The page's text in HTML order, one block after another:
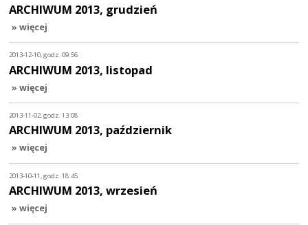
ARCHIWUM 2013, grudzień
» więcej
2013-12-10, godz. 09:56
ARCHIWUM 2013, listopad
» więcej
2013-11-02, godz. 13:08
ARCHIWUM 2013, październik
» więcej
2013-10-11, godz. 18:45
ARCHIWUM 2013, wrzesień
» więcej